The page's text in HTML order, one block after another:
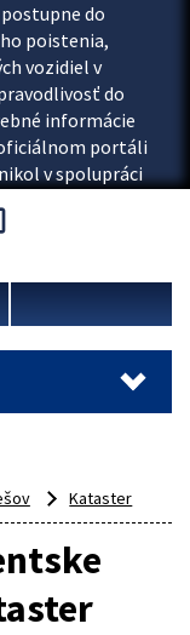
do
poistenia,
vozidiel v
do
informácie
portáli
v spolupráci
vnútra SR.
Kataster